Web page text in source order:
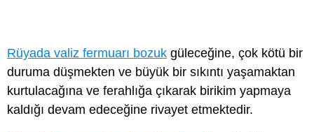
Rüyada valiz fermuarı bozuk güleceğine, çok kötü bir
duruma düşmekten ve büyük bir sıkıntı yaşamaktan
kurtulacağına ve ferahlığa çıkarak birikim yapmaya
kaldığı devam edeceğine rivayet etmektedir.